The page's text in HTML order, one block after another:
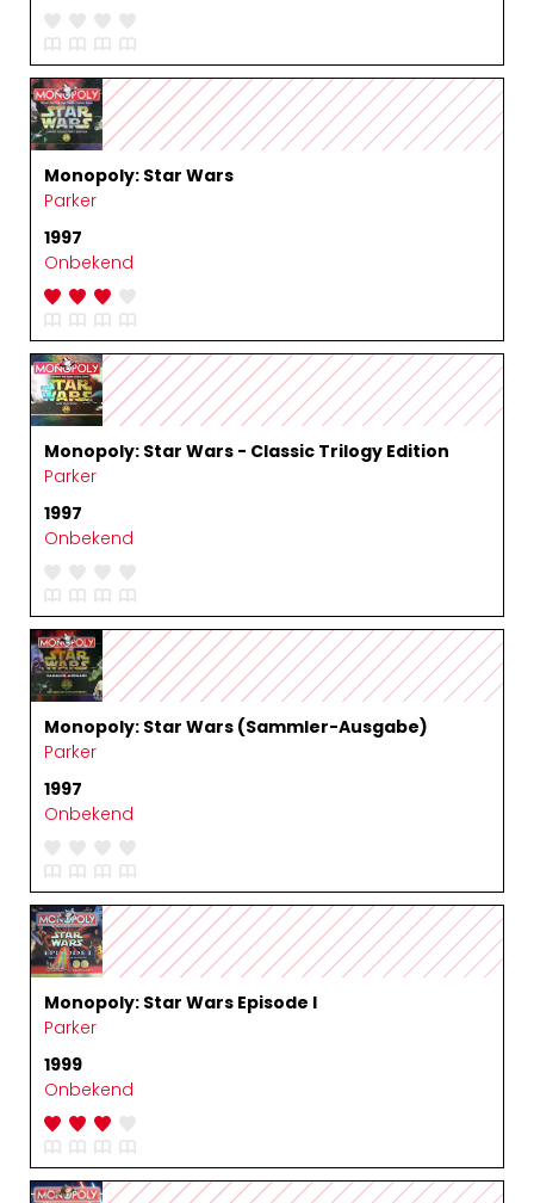
Monopoly: Star Wars
Parker
1997
Onbekend
Monopoly: Star Wars - Classic Trilogy Edition
Parker
1997
Onbekend
Monopoly: Star Wars (Sammler-Ausgabe)
Parker
1997
Onbekend
Monopoly: Star Wars Episode I
Parker
1999
Onbekend